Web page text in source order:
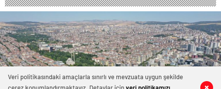
0 0
0 0
Veri politikasındaki amaçlarla sınırlı ve mevzuata uygun şekilde